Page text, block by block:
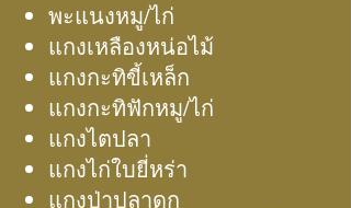
พะแนงหมู/ไก่
แกงเหลืองหน่อไม้
แกงกะทิขี้เหล็ก
แกงกะทิฟักหมู/ไก่
แกงไตปลา
แกงไก่ใบยี่หร่า
แกงป่าปลาดุก